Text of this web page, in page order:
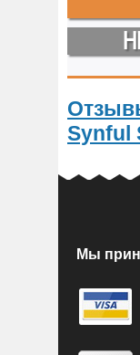
Synful
Мы